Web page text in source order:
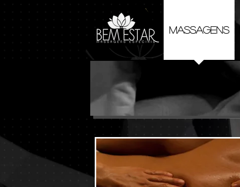
MASSAGENS